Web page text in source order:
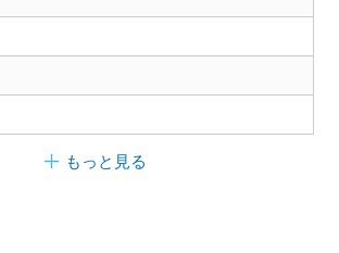
もっと見る